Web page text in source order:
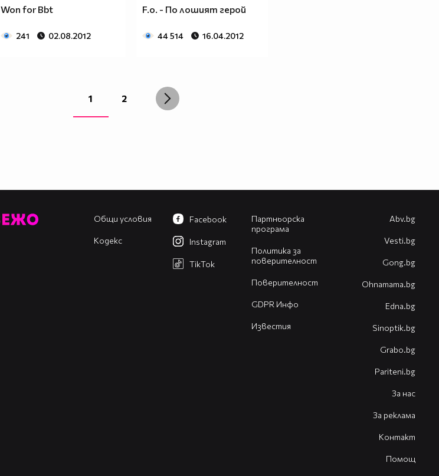
Won for Bbt
241 02.08.2012
F.o. - По лошият герой
44 514 16.04.2012
1 2
Общи условия
Кодекс
Партньорска
програма
Политика за
поверителност
Поверителност
GDPR Инфо
Известия
Facebook
Instagram
TikTok
Abv.bg
Vesti.bg
Gong.bg
Оhnamama.bg
Edna.bg
Sinoptik.bg
Grabo.bg
Pariteni.bg
За нас
За реклама
Контакт
Помощ